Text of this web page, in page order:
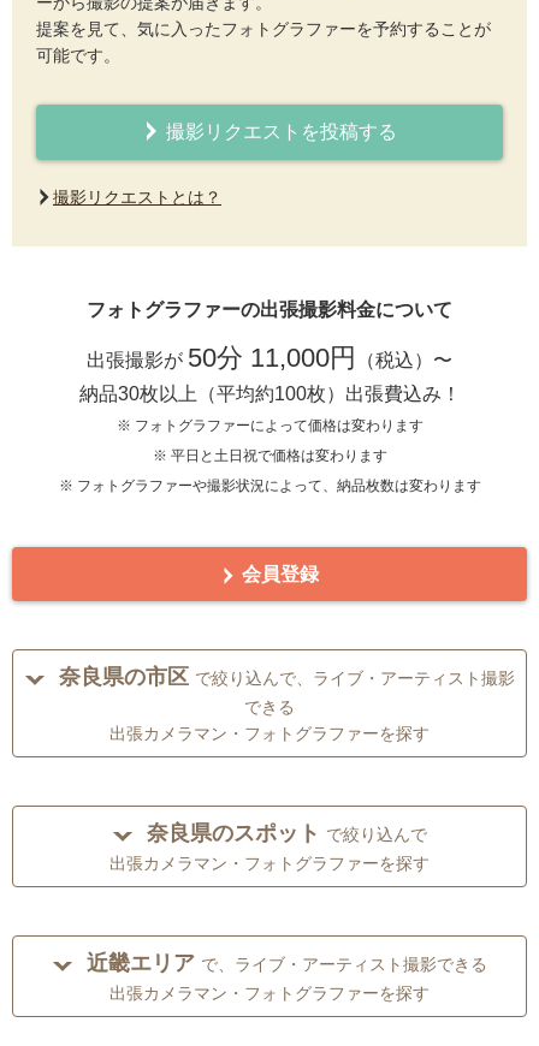
提案を見て、気に入ったフォトグラファーを予約することが
可能です。
撮影リクエストを投稿する
撮影リクエストとは？
フォトグラファーの出張撮影料金について
出張撮影が 50分 11,000円
（税込）〜
納品30枚以上（平均約100枚）出張費込み！
※ フォトグラファーによって価格は変わります
※ 平日と土日祝で価格は変わります
※ フォトグラファーや撮影状況によって、納品枚数は変わります
会員登録
奈良県の市区 で絞り込んで、ライブ・アーティスト撮影
できる
出張カメラマン・フォトグラファーを探す
奈良県のスポット で絞り込んで
出張カメラマン・フォトグラファーを探す
近畿エリア で、ライブ・アーティスト撮影できる
出張カメラマン・フォトグラファーを探す